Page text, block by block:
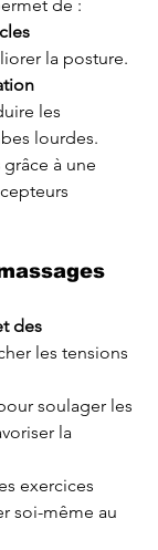
de :
la posture.
les
lourdes.
grâce à une
des
les tensions
soulager les
la
exercices
soi-même au